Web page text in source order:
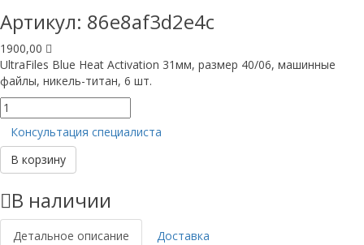
Артикул: 86e8af3d2e4c
1900,00
UltraFiles Blue Heat Activation 31мм, размер 40/06, машинные
файлы, никель-титан, 6 шт.
Количество
товара
UltraFiles
Blue
31мм,
40/06
Консультация специалиста
В корзину
В наличии
Детальное описание
Доставка